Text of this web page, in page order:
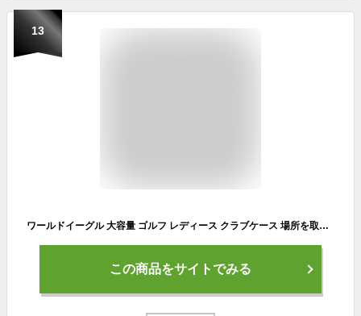
13
ワールドイーグル 大容量 ゴルフ レディース クラブケース 場所を取らない自立型タイプ クラブ8本OK 人気のフード付きで練習場にも最適 ゴルフバッグ キャディバッグ ホワイト ピンク 練習用【add-option】
この商品をサイトでみる